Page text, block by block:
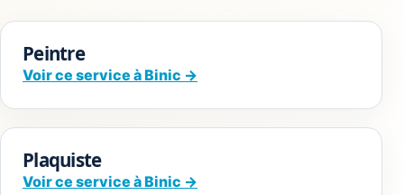
Peintre
Voir ce service à Binic →
Plaquiste
Voir ce service à Binic →